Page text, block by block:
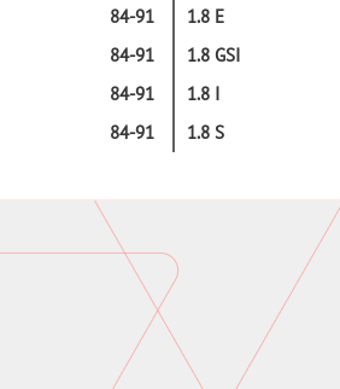
84-91
84-91
84-91
84-91
1.8 E
1.8 GSI
1.8 I
1.8 S